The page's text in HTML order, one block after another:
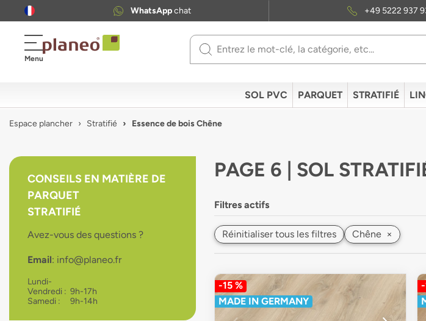
WhatsAppchat +49 5222 937
Menu
Use
arrows
to
Press
selected
search
Touch
devices
users
SOL PVC PARQUET STRATIFIÉ
Espace plancher Stratifié Essence de bois Chêne
CONSEILS EN MATIÈRE DE
PARQUET
STRATIFIÉ
Avez-vous des questions ?
Email: info@planeo.fr
Lundi-
Vendredi : 9h-17h
Samedi :
9h-14h
PAGE 6 | SOL
Filtres actifs
Réinitialiser tous les filtres Chêne ×
-15 %
MADE IN GERMANY
-